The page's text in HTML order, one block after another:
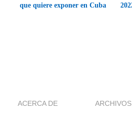
que quiere exponer en Cuba
ACERCA DE ARCHIVOS